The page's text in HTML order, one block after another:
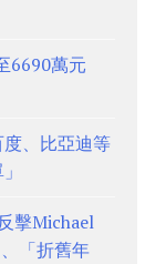
6690萬元
、比亞迪等
擊Michael
「折舊年